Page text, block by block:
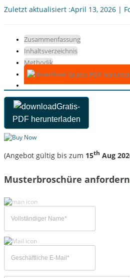
Zuletzt aktualisiert :April 13, 2026 |
Zusammenfassung
Inhaltsverzeichnis
Methodik
Gratis-PDF
Gratis-
PDF herunterladen
(Angebot gültig bis zum 15th Aug
Musterbroschüre anfordern